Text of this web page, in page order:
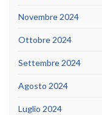
Novembre 2024
Ottobre 2024
Settembre 2024
Agosto 2024
Luglio 2024